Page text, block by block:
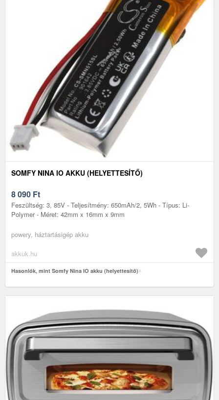
SOMFY NINA IO AKKU (HELYETTESÍTŐ)
8 090 Ft
Feszültség: 3, 85V - Teljesítmény: 650mAh/2, 5Wh - Típus: Li-
Polymer - Méret: 42mm x 16mm x 9mm
powery, háztartásigép akku
akkuk.hu
Hasonlók, mint Somfy Nina IO akku (helyettesítő)